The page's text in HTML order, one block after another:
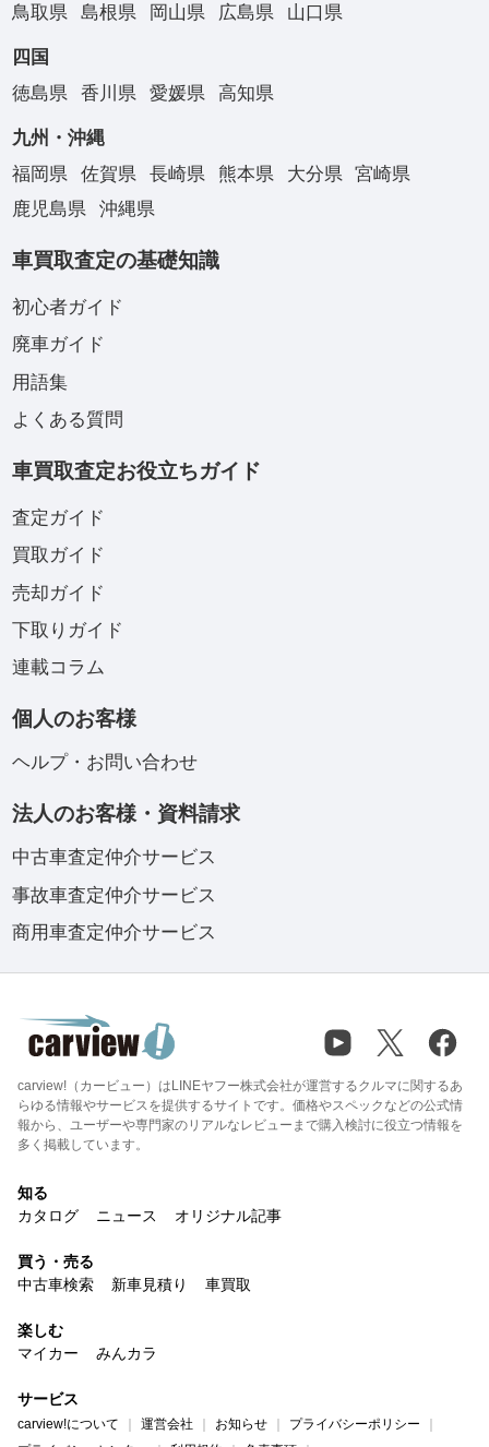
鳥取県
島根県 岡山県 広島県 山口県
四国
徳島県
香川県 愛媛県 高知県
九州・沖縄
福岡県
佐賀県 長崎県 熊本県 大分県
宮崎県
鹿児島県
沖縄県
車買取査定の基礎知識
初心者ガイド
廃車ガイド
用語集
よくある質問
車買取査定お役立ちガイド
査定ガイド
買取ガイド
売却ガイド
下取りガイド
連載コラム
個人のお客様
ヘルプ・お問い合わせ
法人のお客様・資料請求
中古車査定仲介サービス
事故車査定仲介サービス
商用車査定仲介サービス
carview!（カービュー）はLINEヤフー株式会社が運営するクルマに関するあ
らゆる情報やサービスを提供するサイトです。価格やスペックなどの公式情
報から、ユーザーや専門家のリアルなレビューまで購入検討に役立つ情報を
多く掲載しています。
知る
カタログ
ニュース オリジナル記事
買う・売る
中古車検索
新車見積り 車買取
楽しむ
マイカー
みんカラ
サービス
carview!について 運営会社 お知らせ
プライバシーポリシー